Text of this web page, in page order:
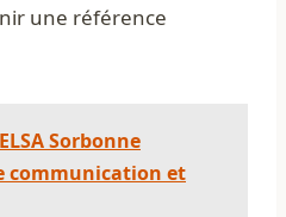
une référence
Sorbonne
communication et